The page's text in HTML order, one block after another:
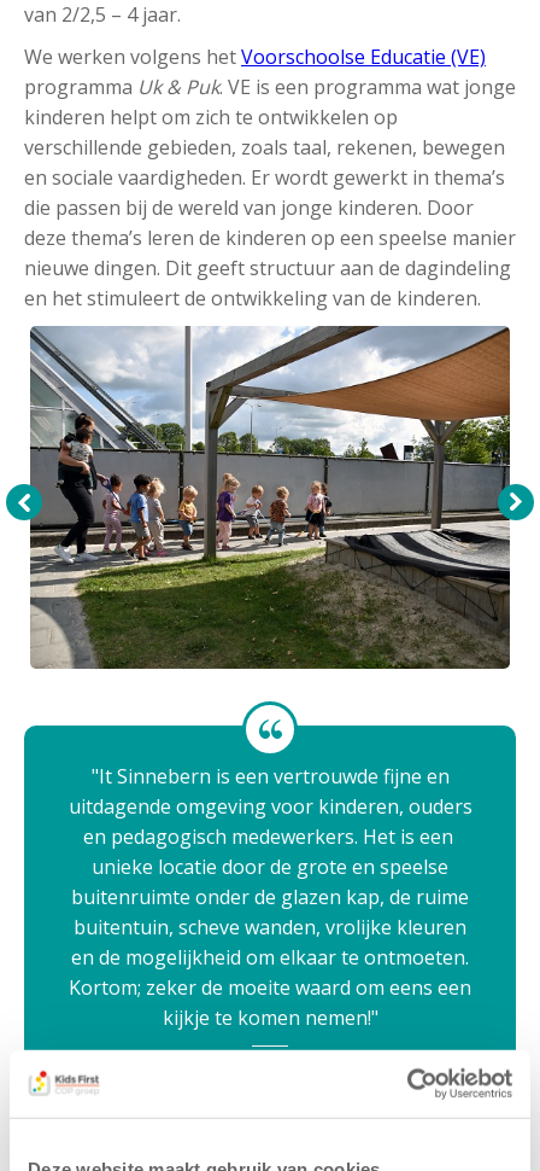
van 2/2,5 – 4 jaar.
We werken volgens hetVoorschoolse Educatie (VE)
programma Uk & Puk. VE is een programma wat jonge
kinderen helpt om zich te ontwikkelen op
verschillende gebieden, zoals taal, rekenen, bewegen
en sociale vaardigheden. Er wordt gewerkt in thema’s
die passen bij de wereld van jonge kinderen. Door
deze thema’s leren de kinderen op een speelse manier
nieuwe dingen. Dit geeft structuur aan de dagindeling
en het stimuleert de ontwikkeling van de kinderen.
It Sinnebern is een vertrouwde fijne en
uitdagende omgeving voor kinderen, ouders
en pedagogisch medewerkers. Het is een
unieke locatie door de grote en speelse
buitenruimte onder de glazen kap, de ruime
buitentuin, scheve wanden, vrolijke kleuren
en de mogelijkheid om elkaar te ontmoeten.
Kortom; zeker de moeite waard om eens een
kijkje te komen nemen!
Een ouder zegt over It Sinnebern